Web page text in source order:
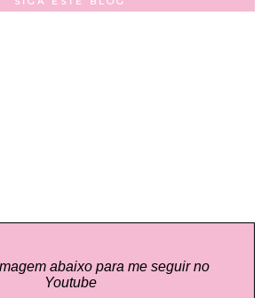
abaixo para me seguir no
Youtube